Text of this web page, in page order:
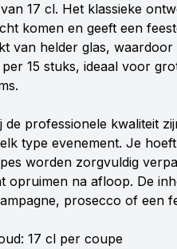
17 cl. Het klassieke
komen en geeft een
van helder glas,
15 stuks, ideaal voor
de professionele kwaliteit
type evenement. Je
worden zorgvuldig
opruimen na afloop. De
prosecco of een
17 cl per coupe